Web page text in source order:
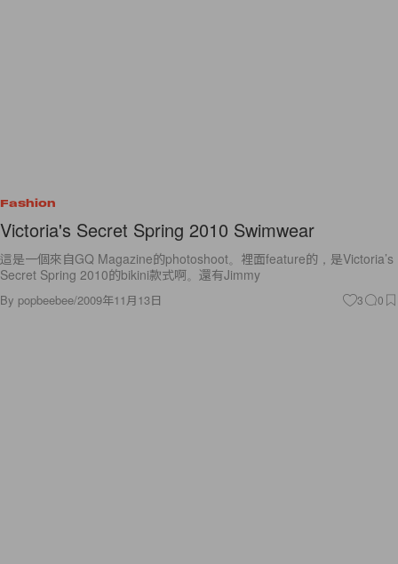
Fashion
Victoria's Secret Spring 2010 Swimwear
這是一個來自GQ Magazine的photoshoot。裡面feature的，是Victoria’s
Secret Spring 2010的bikini款式啊。還有Jimmy
By popbeebee/2009年11月13日 3 0